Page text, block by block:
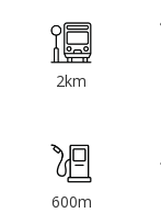
2km
600m